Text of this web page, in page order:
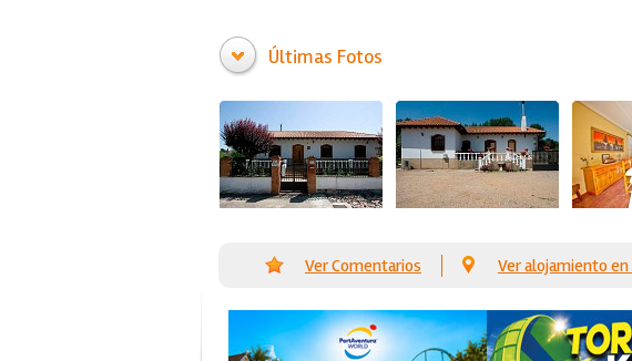
Últimas Fotos
Ver Comentarios Ver alojamiento